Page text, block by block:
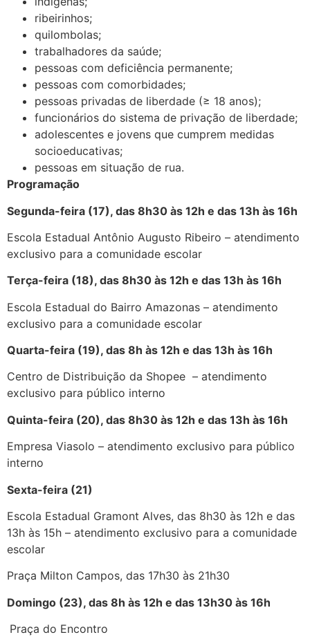
ribeirinhos;
quilombolas;
trabalhadores da saúde;
pessoas com deficiência permanente;
pessoas com comorbidades;
pessoas privadas de liberdade (≥ 18 anos);
funcionários do sistema de privação de liberdade;
adolescentes e jovens que cumprem medidas
socioeducativas;
pessoas em situação de rua.
Programação
Segunda-feira (17), das 8h30 às 12h e das 13h às 16h
Escola Estadual Antônio Augusto Ribeiro – atendimento
exclusivo para a comunidade escolar
Terça-feira (18), das 8h30 às 12h e das 13h às 16h
Escola Estadual do Bairro Amazonas – atendimento
exclusivo para a comunidade escolar
Quarta-feira (19), das 8h às 12h e das 13h às 16h
Centro de Distribuição da Shopee – atendimento
exclusivo para público interno
Quinta-feira (20), das 8h30 às 12h e das 13h às 16h
Empresa Viasolo – atendimento exclusivo para público
interno
Sexta-feira (21)
Escola Estadual Gramont Alves, das 8h30 às 12h e das
13h às 15h – atendimento exclusivo para a comunidade
escolar
Praça Milton Campos, das 17h30 às 21h30
Domingo (23), das 8h às 12h e das 13h30 às 16h
Praça do Encontro